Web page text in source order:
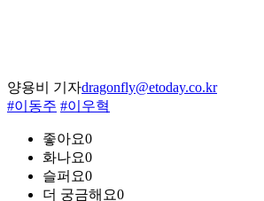
양용비 기자dragonfly@etoday.co.kr
#이동주 #이우혁
좋아요0
화나요0
슬퍼요0
더 궁금해요0